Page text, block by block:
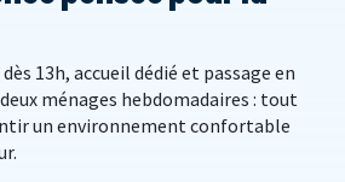
13h, accueil dédié et passage en
ménages hebdomadaires : tout
un environnement confortable